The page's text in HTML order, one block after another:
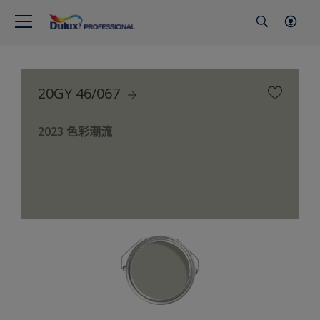
20GY 46/067
2023 色彩潮流